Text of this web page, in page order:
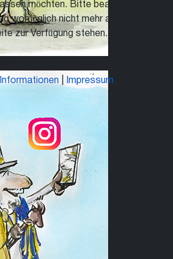
möchten. Bitte beachten Sie,
womöglich nicht mehr alle
zur Verfügung stehen.
| Impressum